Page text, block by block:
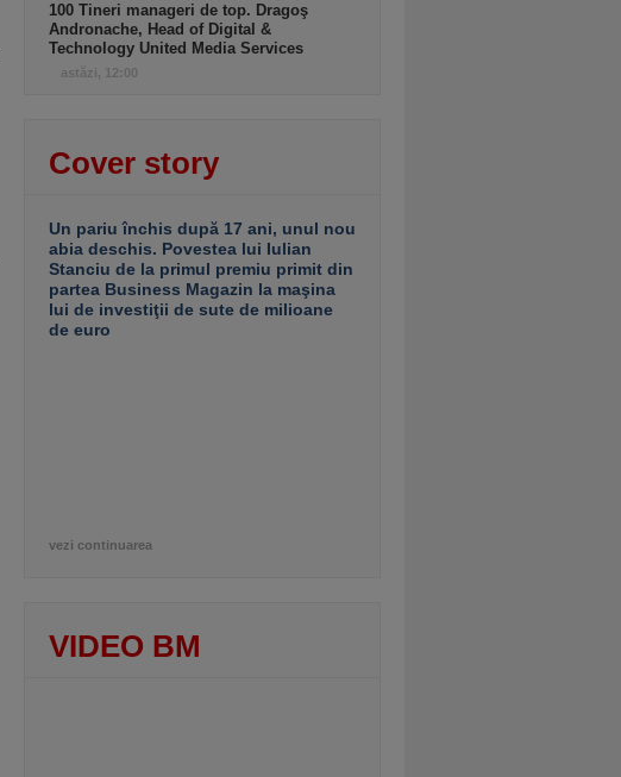
100 Tineri manageri de top. Dragoş
Andronache, Head of Digital &
Technology United Media Services
astăzi, 12:00
Cover story
Un pariu închis după 17 ani, unul nou
abia deschis. Povestea lui Iulian
Stanciu de la primul premiu primit din
partea Business Magazin la maşina
lui de investiţii de sute de milioane
de euro
vezi continuarea
VIDEO BM